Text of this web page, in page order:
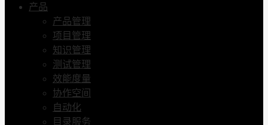
产品
产品管理
项目管理
知识管理
测试管理
效能度量
协作空间
自动化
目录服务